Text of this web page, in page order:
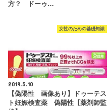
方？ ドーゥ…
女性のための基礎知識
2019.5.10
【偽陽性 画像あり】ドゥーテス
ト妊娠検査薬 偽陽性【薬剤師監